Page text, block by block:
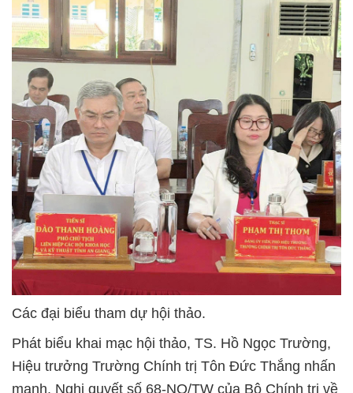
Các đại biểu tham dự hội thảo.
Phát biểu khai mạc hội thảo, TS. Hồ Ngọc Trường,
Hiệu trưởng Trường Chính trị Tôn Đức Thắng nhấn
mạnh, Nghị quyết số 68-NQ/TW của Bộ Chính trị về